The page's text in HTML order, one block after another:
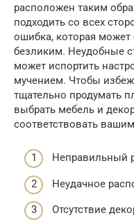
расположен таким
подходить со всех
ошибка, которая
безликим. Неудобные
может испортить
мучением. Чтобы
тщательно продумать
выбрать мебель и
соответствовать
Неправильный
Неудачное
Отсутствие